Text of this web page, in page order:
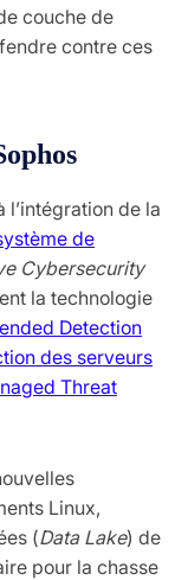
couche de
contre ces
l’intégration de la
de
Cybersecurity
la technologie
Detection
des serveurs
Threat
Linux,
(Data Lake) de
pour la chasse